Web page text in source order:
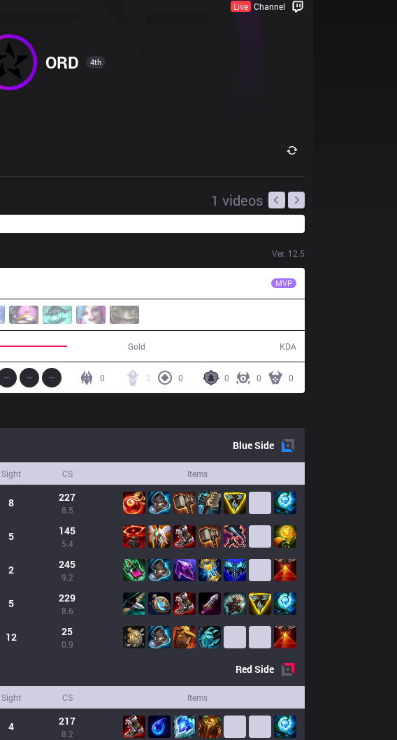
Live Channel
ORD 4th
1 videos
Ver. 12.5
MVP
Gold KDA
0 0 0
2 0
0
BlueSide
Sight CS Items
8 227
8.5
5 145
5.4
2 245
9.2
5 229
8.6
12 25
0.9
RedSide
Sight CS Items
4 217
8.2